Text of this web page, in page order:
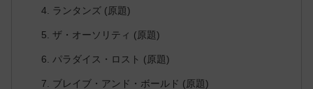
ランタンズ (原題)
ザ・オーソリティ (原題)
パラダイス・ロスト (原題)
ブレイブ・アンド・ボールド (原題)